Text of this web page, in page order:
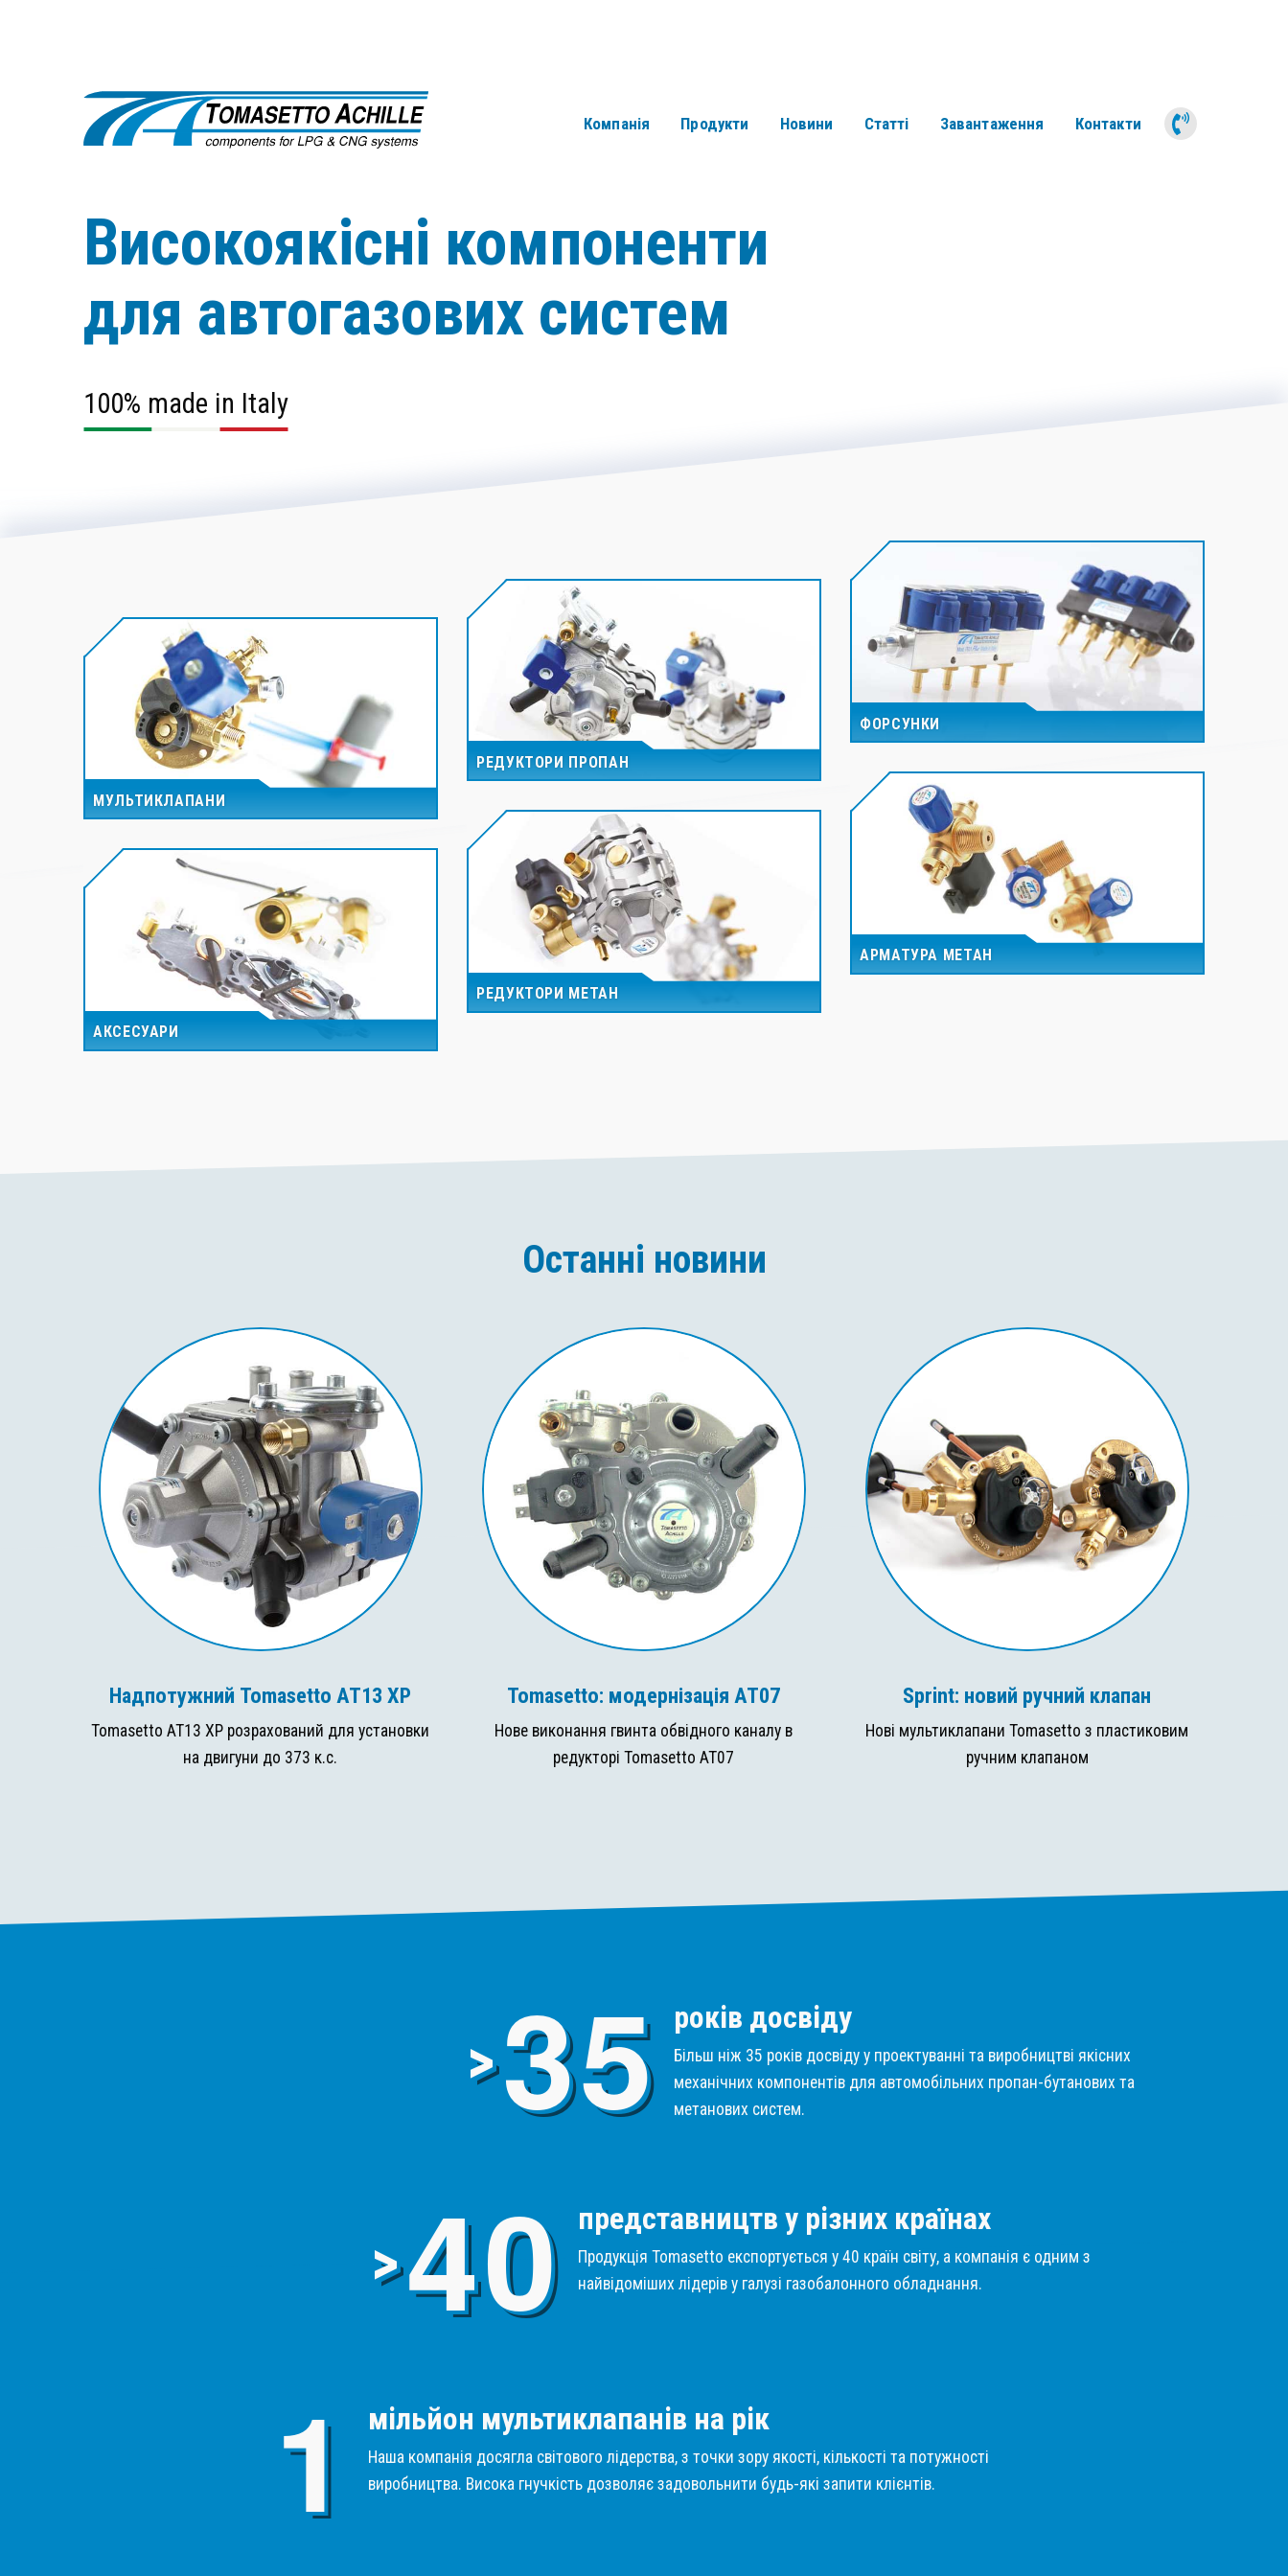
Компанія Продукти Новини Статті Завантаження Контакти
Високоякісні компоненти
для автогазових систем
100% made in Italy
МУЛЬТИКЛАПАНИ
РЕДУКТОРИ ПРОПАН
ФОРСУНКИ
АКСЕСУАРИ
РЕДУКТОРИ МЕТАН
АРМАТУРА МЕТАН
Останні новини
Надпотужний Tomasetto AT13 XP
Tomasetto AT13 XP розрахований для установки
на двигуни до 373 к.с.
Tomasetto: модернізація AT07
Нове виконання гвинта обвідного каналу в
редукторі Tomasetto AT07
Sprint: новий ручний клапан
Нові мультиклапани Tomasetto з пластиковим
ручним клапаном
>3
5
років досвіду
Більш ніж 35 років досвіду у проектуванні та виробництві якісних
механічних компонентів для автомобільних пропан-бутанових та
метанових систем.
>4
0
представництв у різних країнах
Продукція Tomasetto експортується у 40 країн світу, а компанія є одним з
найвідоміших лідерів у галузі газобалонного обладнання.
1
мільйон мультиклапанів на рік
Наша компанія досягла світового лідерства, з точки зору якості, кількості та потужності
виробництва. Висока гнучкість дозволяє задовольнити будь-які запити клієнтів.